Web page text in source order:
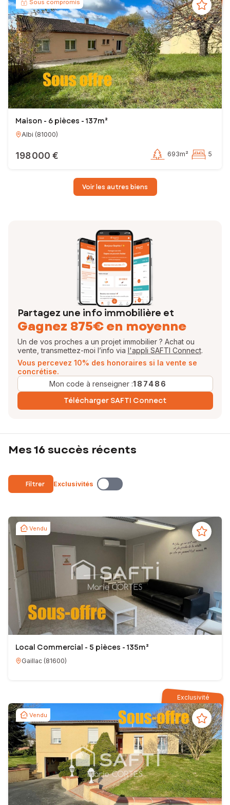
Sous compromis
Maison - 6 pièces - 137m²
Albi (81000)
198 000 € 693m² 5
Voir les autres biens
Partagez une info immobilière et
Gagnez 875€ en moyenne
Un de vos proches a un projet immobilier ? Achat ou
vente, transmettez-moi l’info via l'appli SAFTI Connect.
Vous percevez 10% des honoraires si la vente se
concrétise.
Mon code à renseigner :187486
Télécharger SAFTI Connect
Mes 16 succès récents
Filtrer Exclusivités
Vendu
Local Commercial - 5 pièces - 135m²
Gaillac (81600)
Exclusivité
Vendu